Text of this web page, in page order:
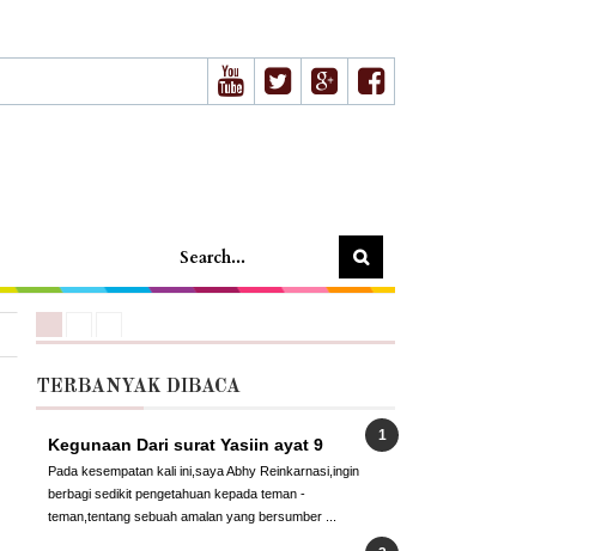
TERBANYAK DIBACA
Kegunaan Dari surat Yasiin ayat 9
Pada kesempatan kali ini,saya Abhy Reinkarnasi,ingin
berbagi sedikit pengetahuan kepada teman -
teman,tentang sebuah amalan yang bersumber ...